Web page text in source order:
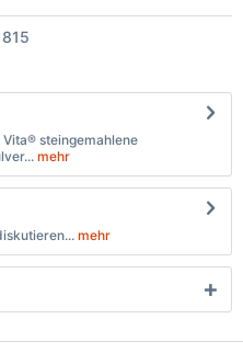
steingemahlene
mehr
mehr